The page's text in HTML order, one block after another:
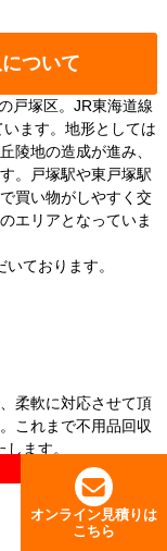
オンライン見積りは
こちら
ついて
戸塚区。JR東海道線
ます。地形としては
陵地の造成が進み、
。戸塚駅や東戸塚駅
買い物がしやすく交
エリアとなっていま
ております。
柔軟に対応させて頂
これまで不用品回収
ます。
リアの詳細
オンライン見積りは
こちら